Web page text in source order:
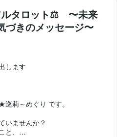
タロット⚖️ 〜未来
づきのメッセージ〜
します
莉～めぐり です。
いませんか？
、